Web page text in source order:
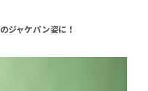
ジャケパン姿に！